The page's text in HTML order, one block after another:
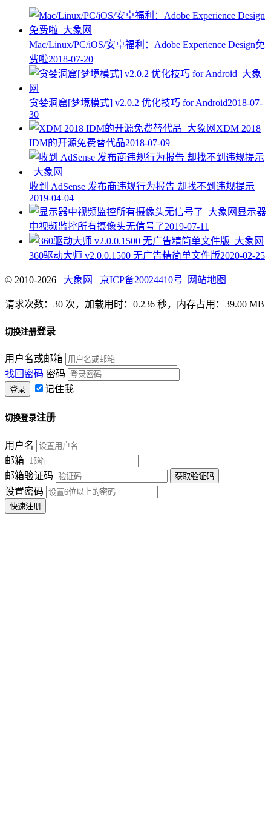
Mac/Linux/PC/iOS/安卓福利：Adobe Experience Design免
费啦2018-07-20
贪婪洞窟[梦境模式] v2.0.2 优化技巧 for Android2018-07-
30
XDM 2018
IDM的开源免费替代品2018-07-09
收到 AdSense 发布商违规行为报告 却找不到违规提示
2019-04-04
显示器
中视频监控所有摄像头无信号了2019-07-11
360驱动大师 v2.0.0.1500 无广告精简单文件版2020-02-25
© 2010-2026 大象网 京ICP备20024410号 网站地图
请求次数：30 次，加载用时：0.236 秒，内存占用：39.00 MB
切换注册登录
用户名或邮箱
找回密码 密码
记住我
切换登录注册
用户名
邮箱
邮箱验证码
设置密码